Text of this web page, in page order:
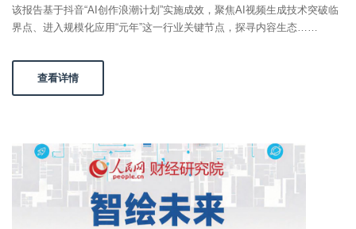
该报告基于抖音“AI创作浪潮计划”实施成效，聚焦AI视频生成技术突破临
界点、进入规模化应用“元年”这一行业关键节点，探寻内容生态……
查看详情